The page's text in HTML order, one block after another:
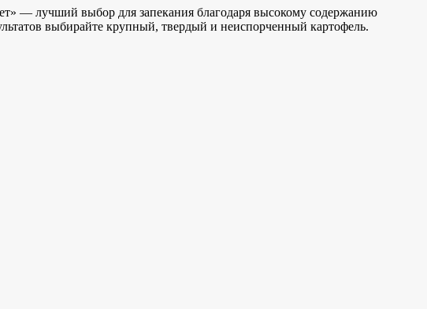
— лучший выбор для запекания благодаря высокому содержанию
выбирайте крупный, твердый и неиспорченный картофель.